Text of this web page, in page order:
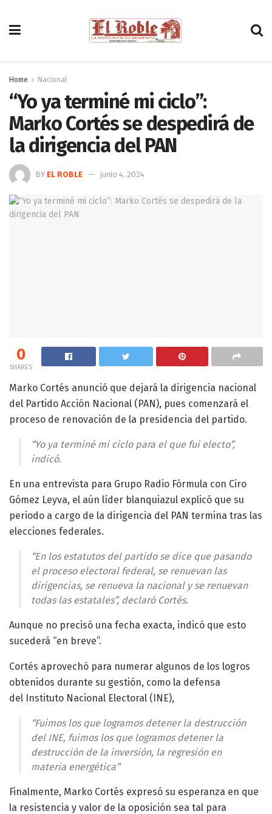
Home Nacional
“Yo ya terminé mi ciclo”:
Marko Cortés se despedirá de
la dirigencia del PAN
BY EL ROBLE junio 4, 2024
0
SHARES
Marko Cortés anunció que dejará la dirigencia nacional
del Partido Acción Nacional (PAN), pues comenzará el
proceso de renovación de la presidencia del partido.
“Yo ya terminé mi ciclo para el que fui electo”,
indicó.
En una entrevista para Grupo Radio Fórmula con Ciro
Gómez Leyva, el aún líder blanquiazul explicó que su
periodo a cargo de la dirigencia del PAN termina tras las
elecciones federales.
“En los estatutos del partido se dice que pasando
el proceso electoral federal, se renuevan las
dirigencias, se renueva la nacional y se renuevan
todas las estatales”, declaró Cortés.
Aunque no precisó una fecha exacta, indicó que esto
sucederá “en breve”.
Cortés aprovechó para numerar algunos de los logros
obtenidos durante su gestión, como la defensa
del Instituto Nacional Electoral (INE),
“Fuimos los que logramos detener la destrucción
del INE, fuimos los que logramos detener la
destrucción de la inversión, la regresión en
materia energética”
Finalmente, Marko Cortés expresó su esperanza en que
la resistencia y valor de la oposición sea tal para